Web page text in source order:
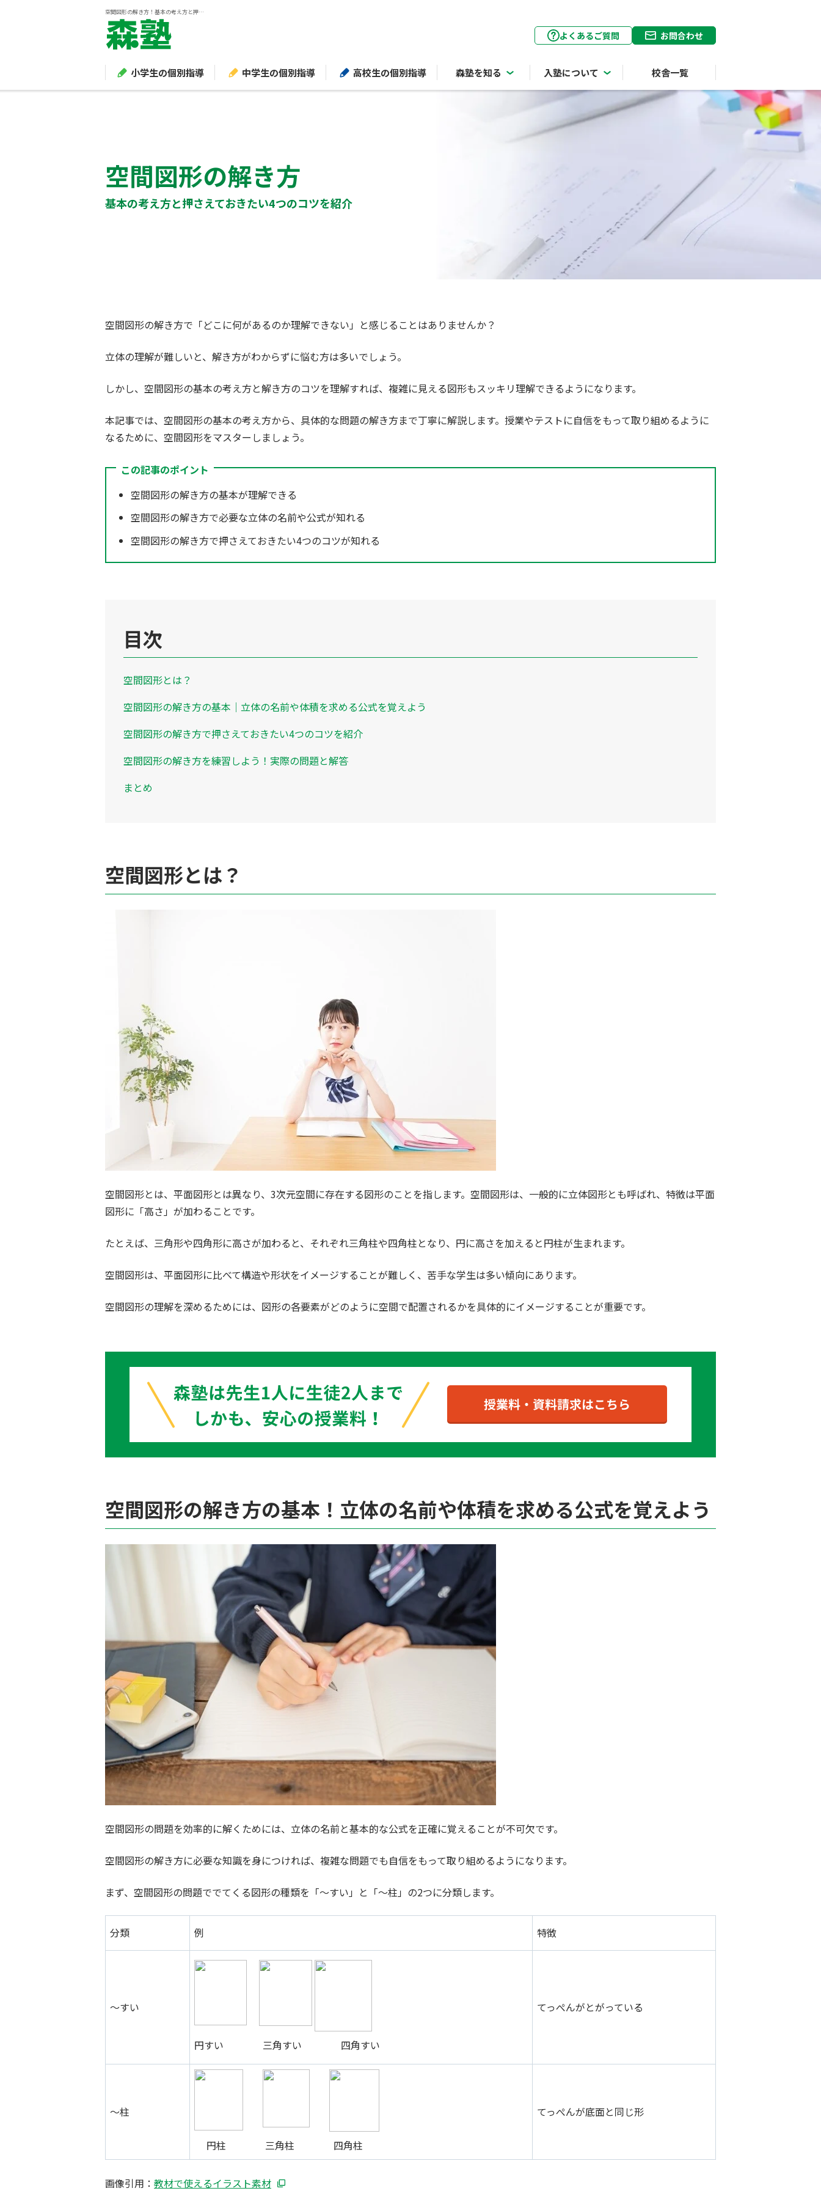
空間図形の解き方！基本の考え方と押さえておきたい4つのコツを紹介
小学生の個別指導 中学生の個別指導 高校生の個別指導 森塾を知る 入塾について 校舎一覧
よくあるご質問 お問合わせ
空間図形の解き方
基本の考え方と押さえておきたい4つのコツを紹介
空間図形の解き方で「どこに何があるのか理解できない」と感じることはありませんか？
立体の理解が難しいと、解き方がわからずに悩む方は多いでしょう。
しかし、空間図形の基本の考え方と解き方のコツを理解すれば、複雑に見える図形もスッキリ理解できるようになります。
本記事では、空間図形の基本の考え方から、具体的な問題の解き方まで丁寧に解説します。授業やテストに自信をもって取り組めるように
なるために、空間図形をマスターしましょう。
この記事のポイント
空間図形の解き方の基本が理解できる
空間図形の解き方で必要な立体の名前や公式が知れる
空間図形の解き方で押さえておきたい4つのコツが知れる
目次
空間図形とは？
空間図形の解き方の基本｜立体の名前や体積を求める公式を覚えよう
空間図形の解き方で押さえておきたい4つのコツを紹介
空間図形の解き方を練習しよう！実際の問題と解答
まとめ
空間図形とは？
空間図形とは、平面図形とは異なり、3次元空間に存在する図形のことを指します。空間図形は、一般的に立体図形とも呼ばれ、特徴は平面
図形に「高さ」が加わることです。
たとえば、三角形や四角形に高さが加わると、それぞれ三角柱や四角柱となり、円に高さを加えると円柱が生まれます。
空間図形は、平面図形に比べて構造や形状をイメージすることが難しく、苦手な学生は多い傾向にあります。
空間図形の理解を深めるためには、図形の各要素がどのように空間で配置されるかを具体的にイメージすることが重要です。
空間図形の解き方の基本！立体の名前や体積を求める公式を覚えよう
空間図形の問題を効率的に解くためには、立体の名前と基本的な公式を正確に覚えることが不可欠です。
空間図形の解き方に必要な知識を身につければ、複雑な問題でも自信をもって取り組めるようになります。
まず、空間図形の問題ででてくる図形の種類を「〜すい」と「～柱」の2つに分類します。
分類 例 特徴
～すい
円すい 三角すい 四角すい
てっぺんがとがっている
～柱
円柱 三角柱 四角柱
てっぺんが底面と同じ形
画像引用： 教材で使えるイラスト素材